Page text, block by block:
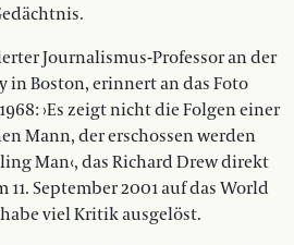
Journalismus-Professor an der
Boston, ­erinnert an das Foto
›Es zeigt nicht die Folgen einer
Mann, der erschossen werden
Man‹, das Richard Drew direkt
September 2001 auf das World
viel Kritik ausgelöst.